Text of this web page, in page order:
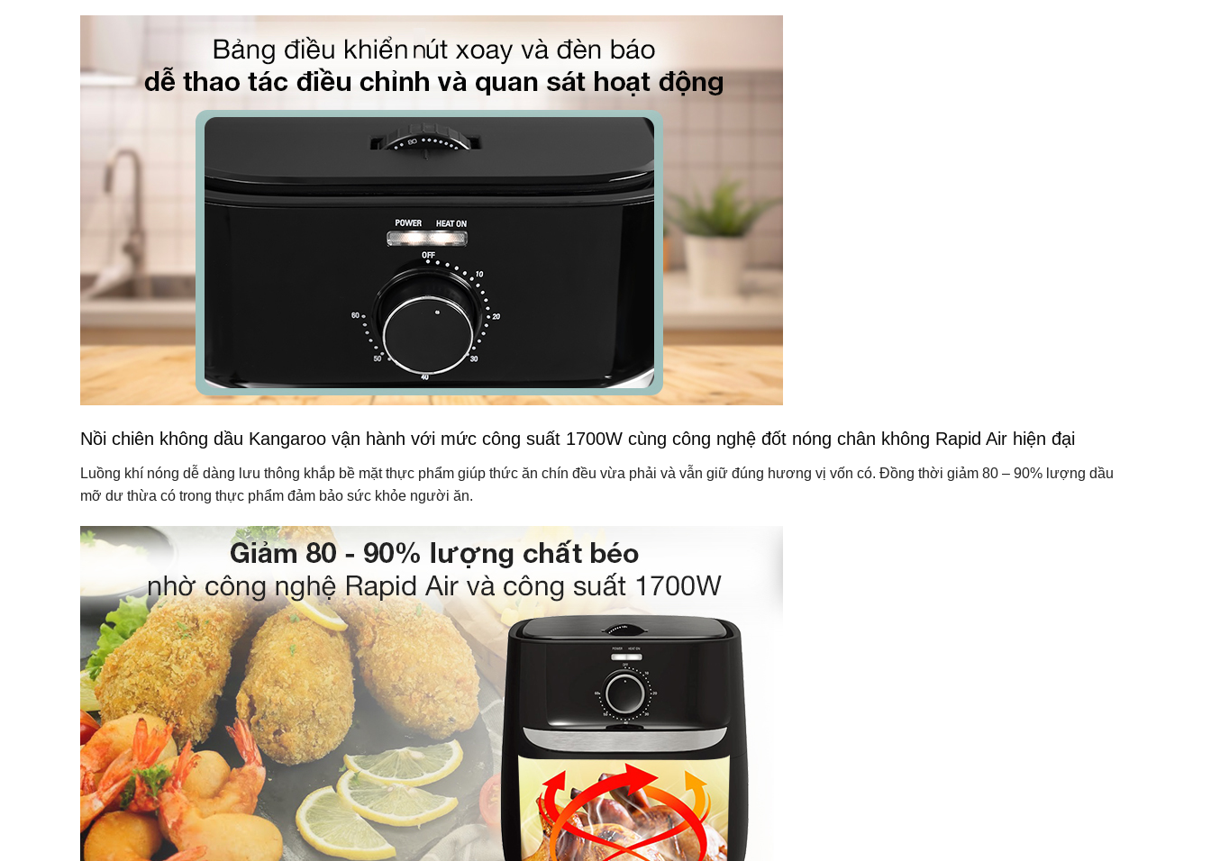
Nồi chiên không dầu Kangaroo vận hành với mức công suất 1700W cùng công nghệ đốt nóng chân không Rapid Air hiện đại
Luồng khí nóng dễ dàng lưu thông khắp bề mặt thực phẩm giúp thức ăn chín đều vừa phải và vẫn giữ đúng hương vị vốn có. Đồng thời giảm 80 – 90% lượng dầu
mỡ dư thừa có trong thực phẩm đảm bảo sức khỏe người ăn.